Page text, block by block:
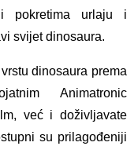
pokretima urlaju i
svijet dinosaura.
dinosaura prema
Animatronic
već i doživljavate
su prilagođeniji